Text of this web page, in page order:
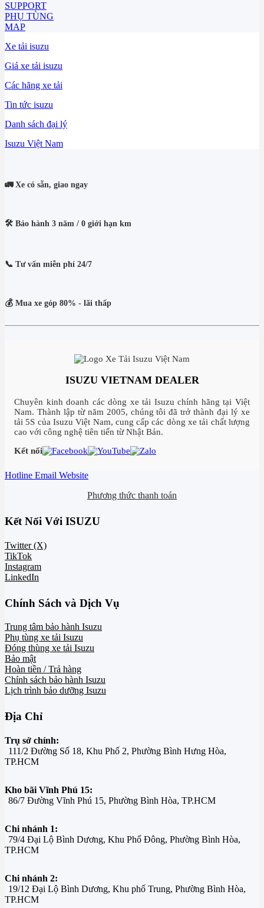
SUPPORT
PHỤ TÙNG
MAP
Xe tải isuzu
Giá xe tải isuzu
Các hãng xe tải
Tin tức isuzu
Danh sách đại lý
Isuzu Việt Nam
🚛 Xe có sẵn, giao ngay
🛠️ Bảo hành 3 năm / 0 giới hạn km
📞 Tư vấn miễn phí 24/7
💰 Mua xe góp 80% - lãi thấp
ISUZU VIETNAM DEALER
Chuyên kinh doanh các dòng xe tải Isuzu chính hãng tại Việt
Nam. Thành lập từ năm 2005, chúng tôi đã trở thành đại lý xe
tải 5S của Isuzu Việt Nam, cung cấp các dòng xe tải chất lượng
cao với công nghệ tiên tiến từ Nhật Bản.
Kết nối
Hotline Email Website
Phương thức thanh toán
Kết Nối Với ISUZU
Twitter (X)
TikTok
Instagram
LinkedIn
Chính Sách và Dịch Vụ
Trung tâm bảo hành Isuzu
Phụ tùng xe tải Isuzu
Đóng thùng xe tải Isuzu
Bảo mật
Hoàn tiền / Trả hàng
Chính sách bảo hành Isuzu
Lịch trình bảo dưỡng Isuzu
Địa Chỉ
Trụ sở chính:
111/2 Đường Số 18, Khu Phố 2, Phường Bình Hưng Hòa,
TP.HCM
Kho bãi Vĩnh Phú 15:
86/7 Đường Vĩnh Phú 15, Phường Bình Hòa, TP.HCM
Chi nhánh 1:
79/4 Đại Lộ Bình Dương, Khu Phố Đông, Phường Bình Hòa,
TP.HCM
Chi nhánh 2:
19/12 Đại Lộ Bình Dương, Khu phố Trung, Phường Bình Hòa,
TP.HCM